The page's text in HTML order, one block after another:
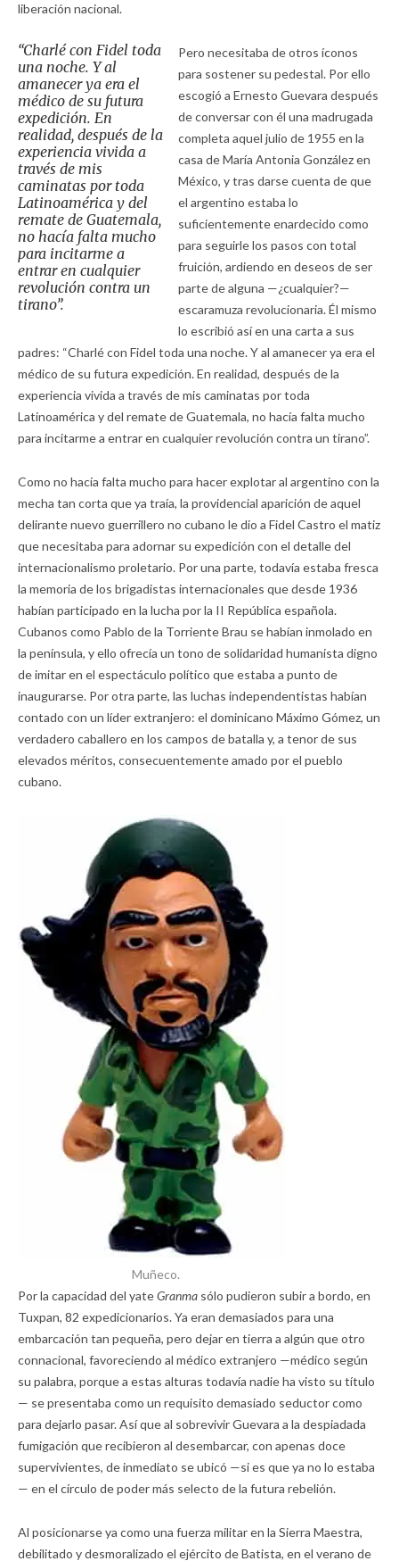
liberación nacional.
“Charlé con Fidel toda
una noche. Y al
amanecer ya era el
médico de su futura
expedición. En
realidad, después de la
experiencia vivida a
través de mis
caminatas por toda
Latinoamérica y del
remate de Guatemala,
no hacía falta mucho
para incitarme a
entrar en cualquier
revolución contra un
tirano”.
Pero necesitaba de otros íconos
para sostener su pedestal. Por ello
escogió a Ernesto Guevara después
de conversar con él una madrugada
completa aquel julio de 1955 en la
casa de María Antonia González en
México, y tras darse cuenta de que
el argentino estaba lo
suficientemente enardecido como
para seguirle los pasos con total
fruición, ardiendo en deseos de ser
parte de alguna —¿cualquier?—
escaramuza revolucionaria. Él mismo
lo escribió así en una carta a sus
padres: “Charlé con Fidel toda una noche. Y al amanecer ya era el
médico de su futura expedición. En realidad, después de la
experiencia vivida a través de mis caminatas por toda
Latinoamérica y del remate de Guatemala, no hacía falta mucho
para incitarme a entrar en cualquier revolución contra un tirano”.
Como no hacía falta mucho para hacer explotar al argentino con la
mecha tan corta que ya traía, la providencial aparición de aquel
delirante nuevo guerrillero no cubano le dio a Fidel Castro el matiz
que necesitaba para adornar su expedición con el detalle del
internacionalismo proletario. Por una parte, todavía estaba fresca
la memoria de los brigadistas internacionales que desde 1936
habían participado en la lucha por la II República española.
Cubanos como Pablo de la Torriente Brau se habían inmolado en
la península, y ello ofrecía un tono de solidaridad humanista digno
de imitar en el espectáculo político que estaba a punto de
inaugurarse. Por otra parte, las luchas independentistas habían
contado con un líder extranjero: el dominicano Máximo Gómez, un
verdadero caballero en los campos de batalla y, a tenor de sus
elevados méritos, consecuentemente amado por el pueblo
cubano.
Muñeco.
Por la capacidad del yateGranma sólo pudieron subir a bordo, en
Tuxpan, 82 expedicionarios. Ya eran demasiados para una
embarcación tan pequeña, pero dejar en tierra a algún que otro
connacional, favoreciendo al médico extranjero —médico según
su palabra, porque a estas alturas todavía nadie ha visto su título
— se presentaba como un requisito demasiado seductor como
para dejarlo pasar. Así que al sobrevivir Guevara a la despiadada
fumigación que recibieron al desembarcar, con apenas doce
supervivientes, de inmediato se ubicó —si es que ya no lo estaba
— en el círculo de poder más selecto de la futura rebelión.
Al posicionarse ya como una fuerza militar en la Sierra Maestra,
debilitado y desmoralizado el ejército de Batista, en el verano de